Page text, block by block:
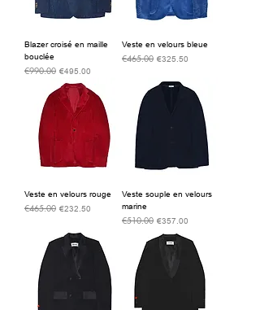
Blazer croisé en maille
bouclée
通常価格
€990.00 セール価格
€495.00
Veste en velours bleue
通常価格
€465.00 セール価格
€325.50
Veste en velours rouge
通常価格
€465.00 セール価格
€232.50
Veste souple en velours
marine
通常価格
€510.00 セール価格
€357.00